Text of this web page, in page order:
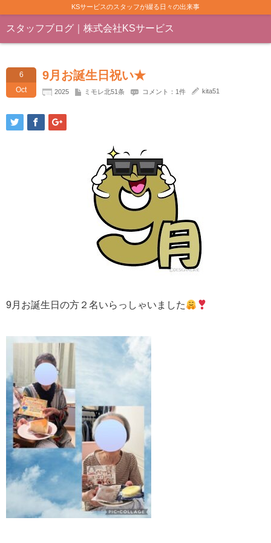
KSサービスのスタッフが綴る日々の出来事
スタッフブログ｜株式会社KSサービス
6
Oct
9月お誕生日祝い★
2025 ミモレ北51条 コメント：1件 kita51
9月お誕生日の方２名いらっしゃいました